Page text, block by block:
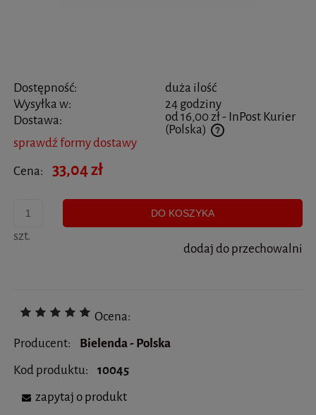
Dostępność:
duża ilość
Wysyłka w:
24 godziny
Dostawa:
od 16,00 zł- InPost Kurier
(Polska)
Cena nie zawiera ewentualnych kosztów płatności
sprawdź formy dostawy
Cena:
33,04 zł
szt.
DO KOSZYKA
dodaj do przechowalni
Ocena:
Producent:
Bielenda - Polska
Kod produktu:
10045
zapytaj o produkt